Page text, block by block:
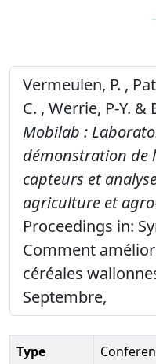
Vermeulen, P. ,
C. , Werrie, P-Y. &
Mobilab :
démonstration de
capteurs et
agriculture et
Proceedings in:
Comment
céréales
Septembre,
Type